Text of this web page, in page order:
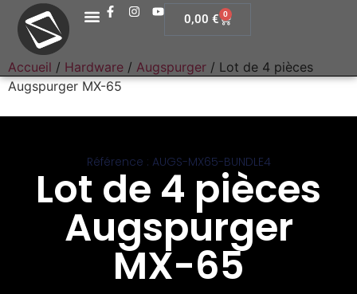
0,00 € 0
Accueil / Hardware / Augspurger / Lot de 4 pièces
Augspurger MX-65
Référence : AUGS-MX65-BUNDLE4
Lot de 4 pièces
Augspurger
MX-65